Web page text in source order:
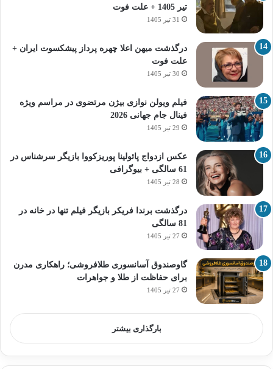
تیر 1405 + علت فوت
31 تیر 1405
درگذشت میهن اعلا چهره پرداز پیشکسوت ایران +
علت فوت
30 تیر 1405
فیلم ویولن نوازی بیژن مرتضوی در مراسم ویژه
فینال جام جهانی 2026
29 تیر 1405
عکس ازدواج پائولینا پوریزکووا بازیگر سرشناس در
61 سالگی + بیوگرافی
28 تیر 1405
درگذشت برندا فریکر بازیگر فیلم تنها در خانه در
81 سالگی
27 تیر 1405
گاوصندوق آسانسوری طلافروشی؛ راهکاری مدرن
برای حفاظت از طلا و جواهرات
27 تیر 1405
بارگذاری بیشتر